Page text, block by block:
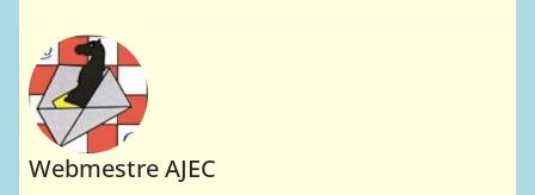
Webmestre AJEC